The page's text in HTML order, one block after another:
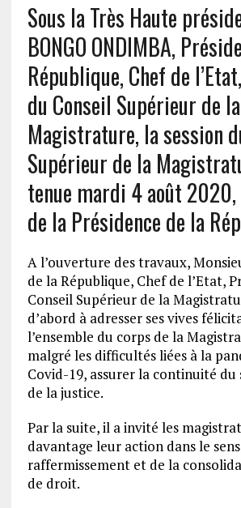
Sous la Très Haute
BONGO ONDIMBA,
République, Chef de
du Conseil Supérieur de la
Magistrature, la session
Supérieur de la
tenue mardi 4 août 2020,
de la Présidence de la
A l’ouverture des travaux,
de la République, Chef de l’Etat,
Conseil Supérieur de la
d’abord à adresser ses vives
l’ensemble du corps de la
malgré les difficultés liées à la
Covid-19, assurer la continuité du
de la justice.
Par la suite, il a invité les
davantage leur action dans le
raffermissement et de la
de droit.